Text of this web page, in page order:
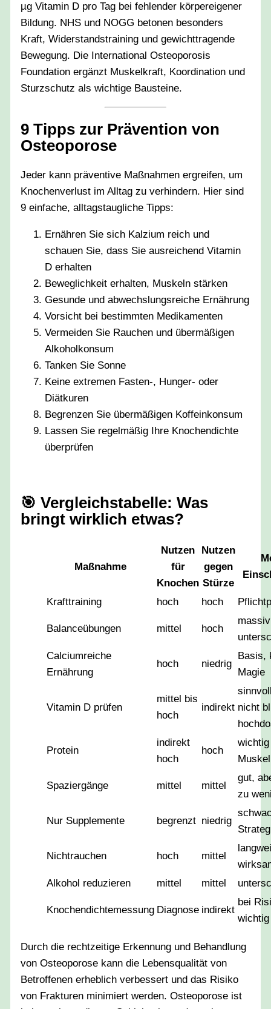
µg Vitamin D pro Tag bei fehlender körpereigener
Bildung. NHS und NOGG betonen besonders
Kraft, Widerstandstraining und gewichttragende
Bewegung. Die International Osteoporosis
Foundation ergänzt Muskelkraft, Koordination und
Sturzschutz als wichtige Bausteine.
9 Tipps zur Prävention von
Osteoporose
Jeder kann präventive Maßnahmen ergreifen, um
Knochenverlust im Alltag zu verhindern. Hier sind
9 einfache, alltagstaugliche Tipps:
Ernähren Sie sich Kalzium reich und
schauen Sie, dass Sie ausreichend Vitamin
D erhalten
Beweglichkeit erhalten, Muskeln stärken
Gesunde und abwechslungsreiche Ernährung
Vorsicht bei bestimmten Medikamenten
Vermeiden Sie Rauchen und übermäßigen
Alkoholkonsum
Tanken Sie Sonne
Keine extremen Fasten-, Hunger- oder
Diätkuren
Begrenzen Sie übermäßigen Koffeinkonsum
Lassen Sie regelmäßig Ihre Knochendichte
überprüfen
🎯Vergleichstabelle: Was
bringt wirklich etwas?
Maßnahme
Nutzen
für
Knochen
Nutzen
gegen
Stürze
Krafttraining hoch hoch
Balanceübungen mittel hoch
massiv
Calciumreiche
Ernährung
hoch niedrig
Basis,
Magie
Vitamin D prüfen
mittel bis
hoch
indirekt nicht
Protein
indirekt
hoch
hoch
Spaziergänge mittel mittel
gut,
zu
Nur Supplemente begrenzt niedrig
Nichtrauchen hoch mittel
Alkohol reduzieren
mittel mittel
Knochendichtemessung Diagnose indirekt
bei
wichtig
Durch die rechtzeitige Erkennung und Behandlung
von Osteoporose kann die Lebensqualität von
Betroffenen erheblich verbessert und das Risiko
von Frakturen minimiert werden. Osteoporose ist